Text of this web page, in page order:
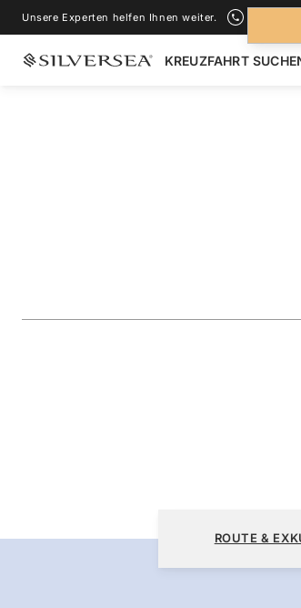
Unsere Experten helfen Ihnen weiter.
KREUZFAHRT
San Cristóbal, Galápagos nach
ROUTE &